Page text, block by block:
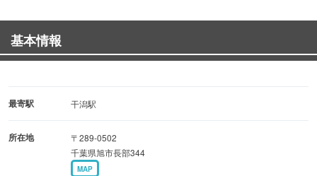
基本情報
最寄駅 干潟駅
所在地
〒289-0502
千葉県旭市長部344
MAP